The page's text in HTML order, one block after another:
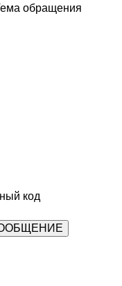
обращения
код